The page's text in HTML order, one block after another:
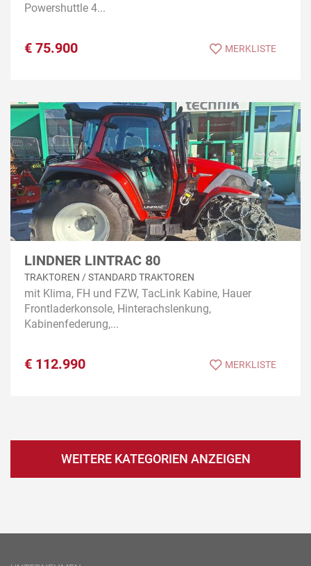
Powershuttle 4...
€ 75.900 MERKLISTE
LINDNER LINTRAC 80
TRAKTOREN / STANDARD TRAKTOREN
mit Klima, FH und FZW, TacLink Kabine, Hauer
Frontladerkonsole, Hinterachslenkung,
Kabinenfederung,...
€ 112.990 MERKLISTE
WEITERE KATEGORIEN ANZEIGEN